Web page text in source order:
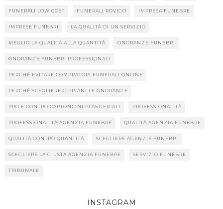
FUNERALI LOW COST FUNERALI ROVIGO IMPRESA FUNEBRE
IMPRESE FUNEBRI LA QUALITÀ DI UN SERVIZIO
MEGLIO LA QUALITÀ ALLA QUANTITÀ ONORANZE FUNEBRI
ONORANZE FUNEBRI PROFESSIONALI
PERCHÈ EVITARE COMPRATORI FUNERALI ONLINE
PERCHÈ SCEGLIERE CIPRIANI LE ONORANZE
PRO E CONTRO CARTONCINI PLASTIFICATI PROFESSIONALITÀ
PROFESSIONALITÀ AGENZIA FUNEBRE QUALITÀ AGENZIA FUNEBRE
QUALITÀ CONTRO QUANTITÀ SCEGLIERE AGENZIE FUNEBRI
SCEGLIERE LA GIUSTA AGENZIA FUNEBRE SERVIZIO FUNEBRE
TRIBUNALE
INSTAGRAM